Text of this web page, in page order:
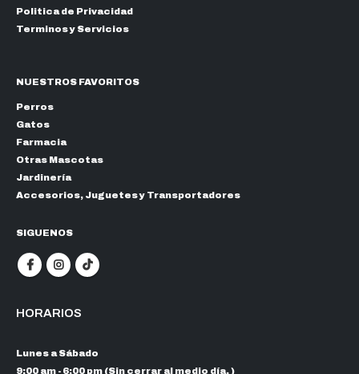
Politica de Privacidad
Terminos y Servicios
NUESTROS FAVORITOS
Perros
Gatos
Farmacia
Otras Mascotas
Jardinería
Accesorios, Juguetes y Transportadores
SIGUENOS
HORARIOS
Lunes a Sábado
9:00 am - 6:00 pm (Sin cerrar al medio día. )